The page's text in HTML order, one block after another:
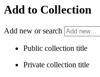
Add to Collection
Add new or search
Public collection title
Private collection title